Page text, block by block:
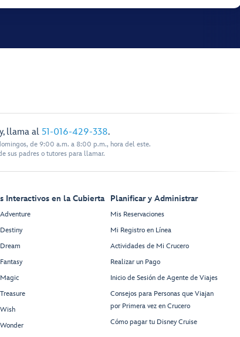
llama al 51-016-429-338.
de 9:00 a.m. a 8:00 p.m., hora del este.
sus padres o tutores para llamar.
Interactivos en la Cubierta Planificar y Administrar
Mis Reservaciones
Mi Registro en Línea
Actividades de Mi Crucero
Realizar un Pago
Inicio de Sesión de Agente de Viajes
Consejos para Personas que Viajan
por Primera vez en Crucero
Cómo pagar tu Disney Cruise